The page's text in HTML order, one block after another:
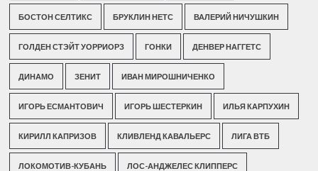
БОСТОН СЕЛТИКС БРУКЛИН НЕТС ВАЛЕРИЙ НИЧУШКИН
ГОЛДЕН СТЭЙТ УОРРИОРЗ ГОНКИ ДЕНВЕР НАГГЕТС
ДИНАМО ЗЕНИТ ИВАН МИРОШНИЧЕНКО
ИГОРЬ ЕСМАНТОВИЧ ИГОРЬ ШЕСТЕРКИН ИЛЬЯ КАРПУХИН
КИРИЛЛ КАПРИЗОВ КЛИВЛЕНД КАВАЛЬЕРС ЛИГА ВТБ
ЛОКОМОТИВ-КУБАНЬ ЛОС-АНДЖЕЛЕС КЛИППЕРС